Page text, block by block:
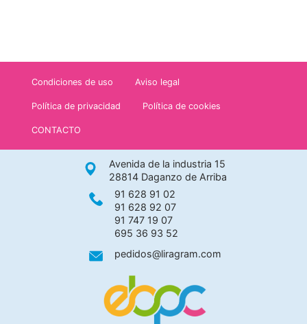
Condiciones de uso Aviso legal
Política de privacidad Política de cookies
CONTACTO
Avenida de la industria 15
28814 Daganzo de Arriba
91 628 91 02
91 628 92 07
91 747 19 07
695 36 93 52
pedidos@liragram.com